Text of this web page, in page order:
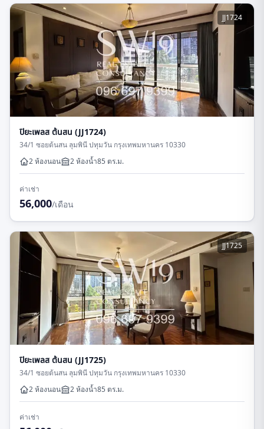
JJ1724
ปิยะเพลส ต้นสน (JJ1724)
34/1 ซอยต้นสน ลุมพินี ปทุมวัน กรุงเทพมหานคร 10330
2 ห้องนอน
2ห้องน้ำ85 ตร.ม.
ค่าเช่า
56,000/เดือน
JJ1725
ปิยะเพลส ต้นสน (JJ1725)
34/1 ซอยต้นสน ลุมพินี ปทุมวัน กรุงเทพมหานคร 10330
2 ห้องนอน
2ห้องน้ำ85 ตร.ม.
ค่าเช่า